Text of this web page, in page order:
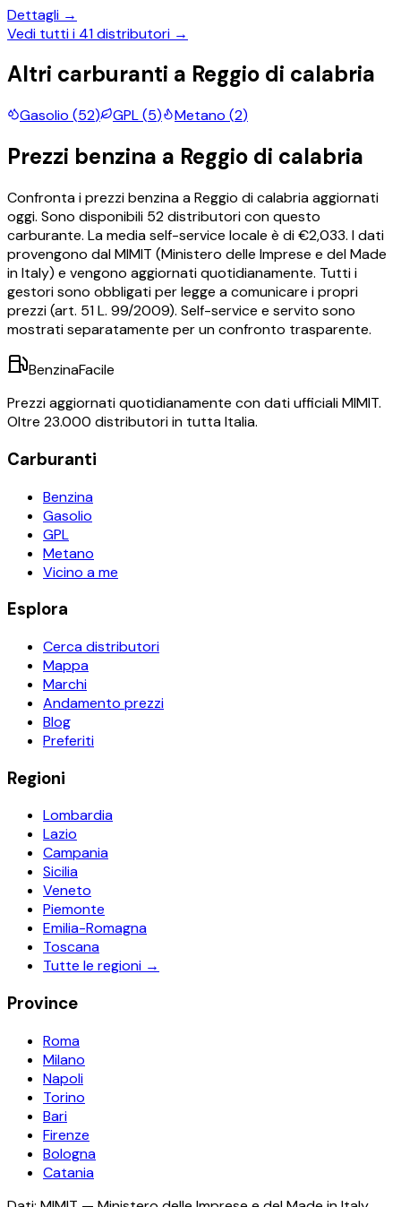
Dettagli →
Vedi tutti i 41distributori →
Altri carburanti a Reggio di calabria
Gasolio (52) GPL(5) Metano (2)
Prezzi benzina a Reggio di calabria
Confronta i prezzibenzinaaReggio di calabriaaggiornati
oggi. Sono disponibili 52distributori con questo
carburante. La media self-service locale è di €2,033. I dati
provengono dal MIMIT (Ministero delle Imprese e del Made
in Italy) e vengono aggiornati quotidianamente. Tutti i
gestori sono obbligati per legge a comunicare i propri
prezzi (art. 51 L. 99/2009). Self-service e servito sono
mostrati separatamente per un confronto trasparente.
BenzinaFacile
Prezzi aggiornati quotidianamente con dati ufficiali MIMIT.
Oltre 23.000 distributori in tutta Italia.
Carburanti
Benzina
Gasolio
GPL
Metano
Vicino a me
Esplora
Cerca distributori
Mappa
Marchi
Andamento prezzi
Blog
Preferiti
Regioni
Lombardia
Lazio
Campania
Sicilia
Veneto
Piemonte
Emilia-Romagna
Toscana
Tutte le regioni →
Province
Roma
Milano
Napoli
Torino
Bari
Firenze
Bologna
Catania